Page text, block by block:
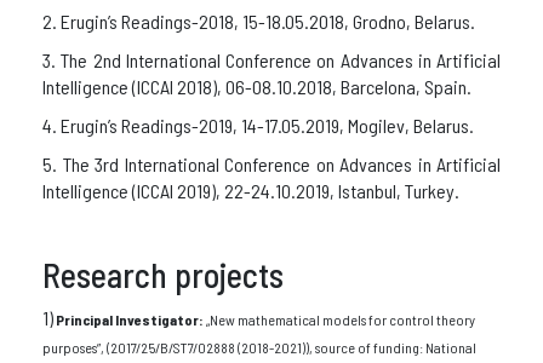
2. Erugin’s Readings-2018, 15-18.05.2018, Grodno, Belarus.
3. The 2nd International Conference on Advances in Artificial
Intelligence (ICCAI 2018), 06-08.10.2018, Barcelona, Spain.
4. Erugin’s Readings-2019, 14-17.05.2019, Mogilev, Belarus.
5. The 3rd International Conference on Advances in Artificial
Intelligence (ICCAI 2019), 22-24.10.2019, Istanbul, Turkey.
Research projects
1) Principal Investigator: „New mathematical models for control theory
purposes”, (2017/25/B/ST7/02888 (2018-2021)), source of funding: National